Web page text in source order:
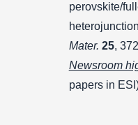
perovskite/
Mater. 25,
Newsroom
papers in